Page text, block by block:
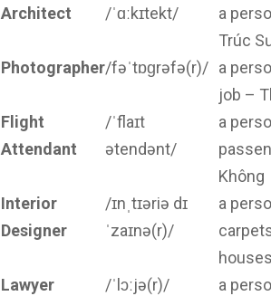
Architect /ˈɑːkɪtekt/
a
Trúc
Photographer/fəˈtɒɡrəfə(r)/ a
job –
Flight
Attendant
/ˈflaɪt
ətendənt/
a
Không
Interior
Designer
/ɪnˌtɪəriə dɪ
ˈzaɪnə(r)/
a
Lawyer /ˈlɔːjə(r)/
a